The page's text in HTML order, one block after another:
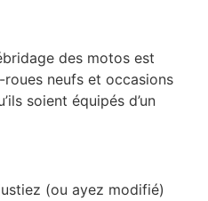
des motos est
neufs et occasions
soient équipés d’un
(ou ayez modifié)